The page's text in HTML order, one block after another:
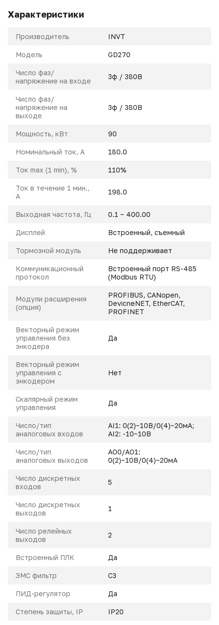
Характеристики
Производитель INVT
Модель GD270
Число фаз/
напряжение на входе
3ф / 380В
Число фаз/
напряжение на
выходе
3ф / 380В
Мощность, кВт 90
Номинальный ток, A 180.0
Ток max (1 min), % 110%
Ток в течение 1 мин.,
А
198.0
Выходная частота, Гц 0.1 ~ 400.00
Дисплей Встроенный, съемный
Тормозной модуль Не поддерживает
Коммуникационный
протокол
Встроенный порт RS-485
(Modbus RTU)
Модули расширения
(опция)
PROFIBUS, CANopen,
DevicneNET, EtherCAT,
PROFINET
Векторный режим
управления без
энкодера
Да
Векторный режим
управления с
энкодером
Нет
Скалярный режим
управления
Да
Число/тип
аналоговых входов
AI1: 0(2)~10В/0(4)~20мА;
AI2: -10~10В
Число/тип
аналоговых выходов
AO0/AO1:
0(2)~10В/0(4)~20мА
Число дискретных
входов
5
Число дискретных
выходов
1
Число релейных
выходов
2
Встроенный ПЛК Да
ЭМС фильтр С3
ПИД-регулятор Да
Степень защиты, IP IP20